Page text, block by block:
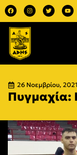
26 Νοεμβρίου, 2021
Πυγμαχία: